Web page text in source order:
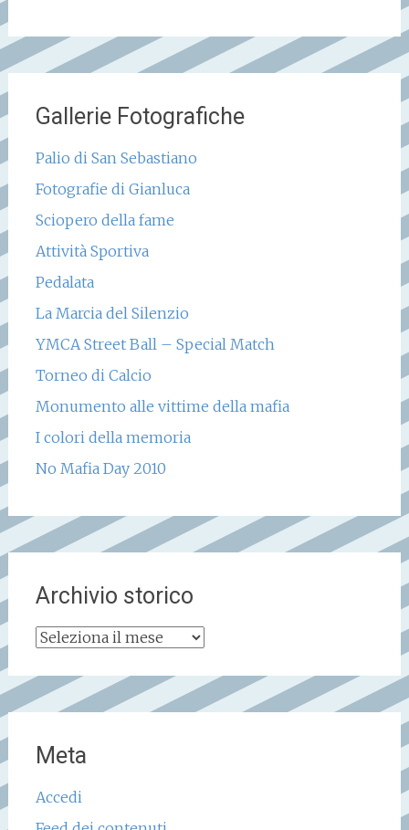
Gallerie Fotografiche
Palio di San Sebastiano
Fotografie di Gianluca
Sciopero della fame
Attività Sportiva
Pedalata
La Marcia del Silenzio
YMCA Street Ball – Special Match
Torneo di Calcio
Monumento alle vittime della mafia
I colori della memoria
No Mafia Day 2010
Archivio storico
Archivio
Meta
Accedi